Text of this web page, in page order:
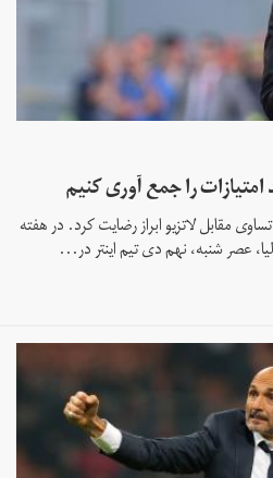
را جمع آوری کنیم
تساوی مقابل لاتزیو ابراز رضایت کرد. در هفته
عصر شنبه، نهم دی تیم اینتر در...